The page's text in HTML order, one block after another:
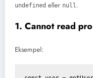
undefined eller null.
1. Cannot read
Eksempel: